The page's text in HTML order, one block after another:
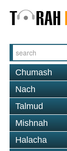
Chumash
Nach
Talmud
Mishnah
Halacha